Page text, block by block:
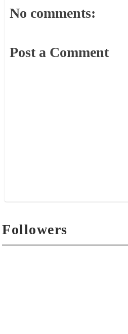
No comments:
Post a Comment
Followers